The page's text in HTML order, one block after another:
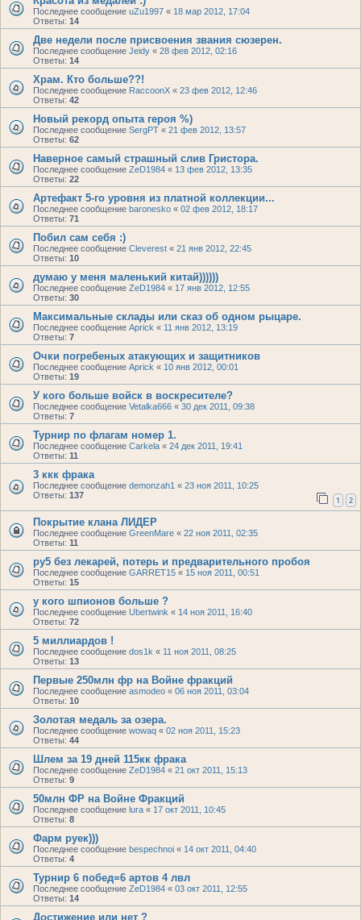
Последнее сообщение uZu1997 « 18 мар 2012, 17:04
Ответы: 14
Две недели после присвоения звания сюзерен.
Последнее сообщение Jeidy « 28 фев 2012, 02:16
Ответы: 14
Храм. Кто больше??!
Последнее сообщение RaccoonX « 23 фев 2012, 12:46
Ответы: 42
Новый рекорд опыта героя %)
Последнее сообщение SergPT « 21 фев 2012, 13:57
Ответы: 62
Наверное самый страшный слив Гристора.
Последнее сообщение ZeD1984 « 13 фев 2012, 13:35
Ответы: 22
Артефакт 5-го уровня из платной коллекции...
Последнее сообщение baronesko « 02 фев 2012, 18:17
Ответы: 71
Побил сам себя :)
Последнее сообщение Cleverest « 21 янв 2012, 22:45
Ответы: 10
думаю у меня маленький китай))))))
Последнее сообщение ZeD1984 « 17 янв 2012, 12:55
Ответы: 30
Максимальные склады или сказ об одном рыцаре.
Последнее сообщение Aprick « 11 янв 2012, 13:19
Ответы: 7
Очки погребеных атакующих и защитников
Последнее сообщение Aprick « 10 янв 2012, 00:01
Ответы: 19
У кого больше войск в воскресителе?
Последнее сообщение Vetalka666 « 30 дек 2011, 09:38
Ответы: 7
Турнир по флагам номер 1.
Последнее сообщение Carkela « 24 дек 2011, 19:41
Ответы: 11
3 ккк фрака
Последнее сообщение demonzah1 « 23 ноя 2011, 10:25
Ответы: 137 1 2
Покрытие клана ЛИДЕР
Последнее сообщение GreenMare « 22 ноя 2011, 02:35
Ответы: 11
ру5 без лекарей, потерь и предварительного пробоя
Последнее сообщение GARRET15 « 15 ноя 2011, 00:51
Ответы: 15
у кого шпионов больше ?
Последнее сообщение Ubertwink « 14 ноя 2011, 16:40
Ответы: 72
5 миллиардов !
Последнее сообщение dos1k « 11 ноя 2011, 08:25
Ответы: 13
Первые 250млн фр на Войне фракций
Последнее сообщение asmodeo « 06 ноя 2011, 03:04
Ответы: 10
Золотая медаль за озера.
Последнее сообщение wowaq « 02 ноя 2011, 15:23
Ответы: 44
Шлем за 19 дней 115кк фрака
Последнее сообщение ZeD1984 « 21 окт 2011, 15:13
Ответы: 9
50млн ФР на Войне Фракций
Последнее сообщение lura « 17 окт 2011, 10:45
Ответы: 8
Фарм руек)))
Последнее сообщение bespechnoi « 14 окт 2011, 04:40
Ответы: 4
Турнир 6 побед=6 артов 4 лвл
Последнее сообщение ZeD1984 « 03 окт 2011, 12:55
Ответы: 14
Достижение или нет ?